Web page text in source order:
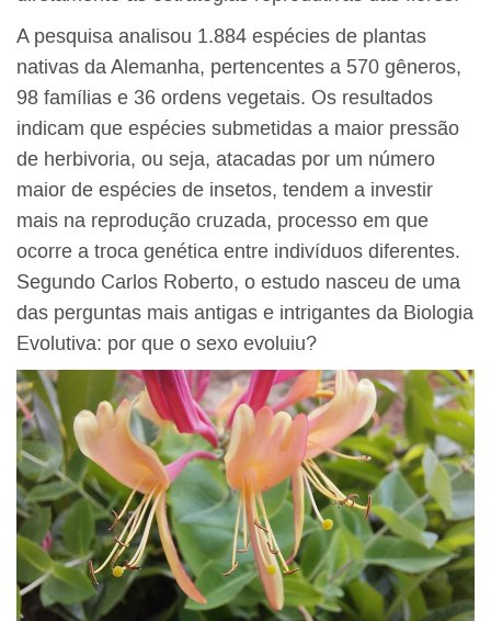
A pesquisa analisou 1.884 espécies de plantas
nativas da Alemanha, pertencentes a 570 gêneros,
98 famílias e 36 ordens vegetais. Os resultados
indicam que espécies submetidas a maior pressão
de herbivoria, ou seja, atacadas por um número
maior de espécies de insetos, tendem a investir
mais na reprodução cruzada, processo em que
ocorre a troca genética entre indivíduos diferentes.
Segundo Carlos Roberto, o estudo nasceu de uma
das perguntas mais antigas e intrigantes da Biologia
Evolutiva: por que o sexo evoluiu?